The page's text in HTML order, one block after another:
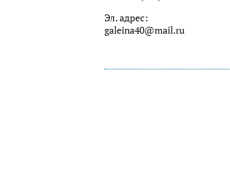
Эл. адрес:
galeina40@mail.ru